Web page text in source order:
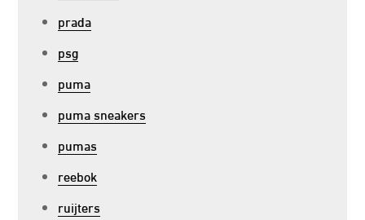
prada
psg
puma
puma sneakers
pumas
reebok
ruijters